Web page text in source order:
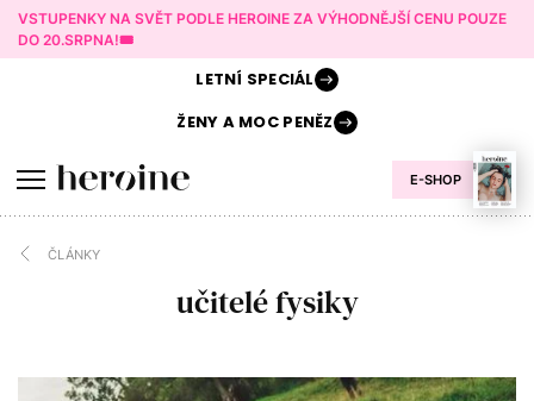
VSTUPENKY NA SVĚT PODLE HEROINE ZA VÝHODNĚJŠÍ CENU POUZE
DO 20.SRPNA!🎟️
E-SHOP
LETNÍ SPECIÁL
ŽENY AMOC PENĚZ
ČLÁNKY
učitelé fysiky